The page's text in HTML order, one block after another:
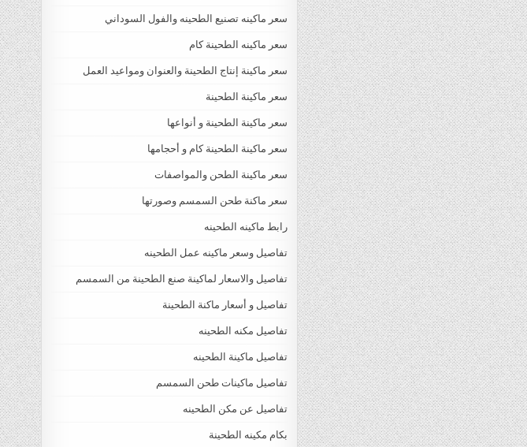
سعر ماكينه تصنيع الطحينه والفول السوداني
سعر ماكينه الطحينة كام
سعر ماكينة إنتاج الطحينة والعنوان ومواعيد العمل
سعر ماكينة الطحينة
سعر ماكينة الطحينة و أنواعها
سعر ماكينة الطحينة كام و أحجامها
سعر ماكينة الطحن والمواصفات
سعر ماكنة طحن السمسم وصورتها
رابط ماكينه الطحينه
تفاصيل وسعر ماكينه عمل الطحينه
تفاصيل والاسعار لماكينة صنع الطحينة من السمسم
تفاصيل و أسعار ماكنة الطحينة
تفاصيل مكنه الطحينه
تفاصيل ماكينة الطحينه
تفاصيل ماكينات طحن السمسم
تفاصيل عن مكن الطحينه
بكام مكينه الطحينة